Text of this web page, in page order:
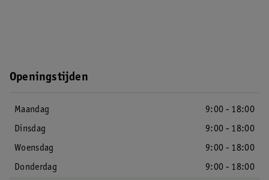
Openingstijden
Maandag
9:00 - 18:00
Dinsdag
9:00 - 18:00
Woensdag
9:00 - 18:00
Donderdag
9:00 - 18:00